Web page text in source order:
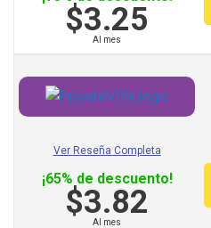
$3.25
Al mes
Ver Reseña Completa
¡65% de descuento!
$3.82
Al mes